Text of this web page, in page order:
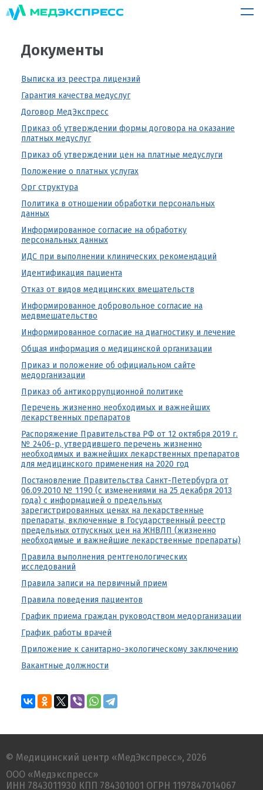
Документы
Выписка из реестра лицензий
Гарантия качества медуслуг
Договор МедЭкспресс
Приказ об утверждении формы договора на оказание
платных медуслуг
Приказ об утверждении цен на платные медуслуги
Положение о платных услугах
Орг структура
Политика в отношении обработки персональных
данных
Информированное согласие на обработку
персональных данных
ИДС при выполнении клинических рекомендаций
Идентификация пациента
Отказ от видов медицинских вмешательств
Информированное добровольное согласие на
медвмешательство
Информированное согласие на диагностику и лечение
Общая информация о медицинской организации
Приказ и положение об официальном сайте
медорганизации
Приказ об антикоррупционной политике
Перечень жизненно необходимых и важнейших
лекарственных препаратов
Распоряжение Правительства РФ от 12 октября 2019 г.
№ 2406-р, утвердившего перечень жизненно
необходимых и важнейших лекарственных препаратов
для медицинского применения на 2020 год
Постановление Правительства Санкт-Петербурга от
06.09.2010 № 1190 (с изменениями на 25 декабря 2013
года) с информацией о предельных
зарегистрированных ценах на лекарственные
препараты, включенные в Государственный реестр
предельных отпускных цен на ЖНВЛП (жизненно
необходимые и важнейшие лекарственные препараты)
Правила выполнения рентгенологических
исследований
Правила записи на первичный прием
Правила поведения пациентов
График приема граждан руководством медорганизации
График работы врачей
Приложение к санитарно-экологическому заключению
Вакантные должности
© Медицинский центр «МедЭкспресс», 2026
ООО «Медэкспресс»
ИНН 7843011930 КПП 784301001 ОГРН 1197847014067